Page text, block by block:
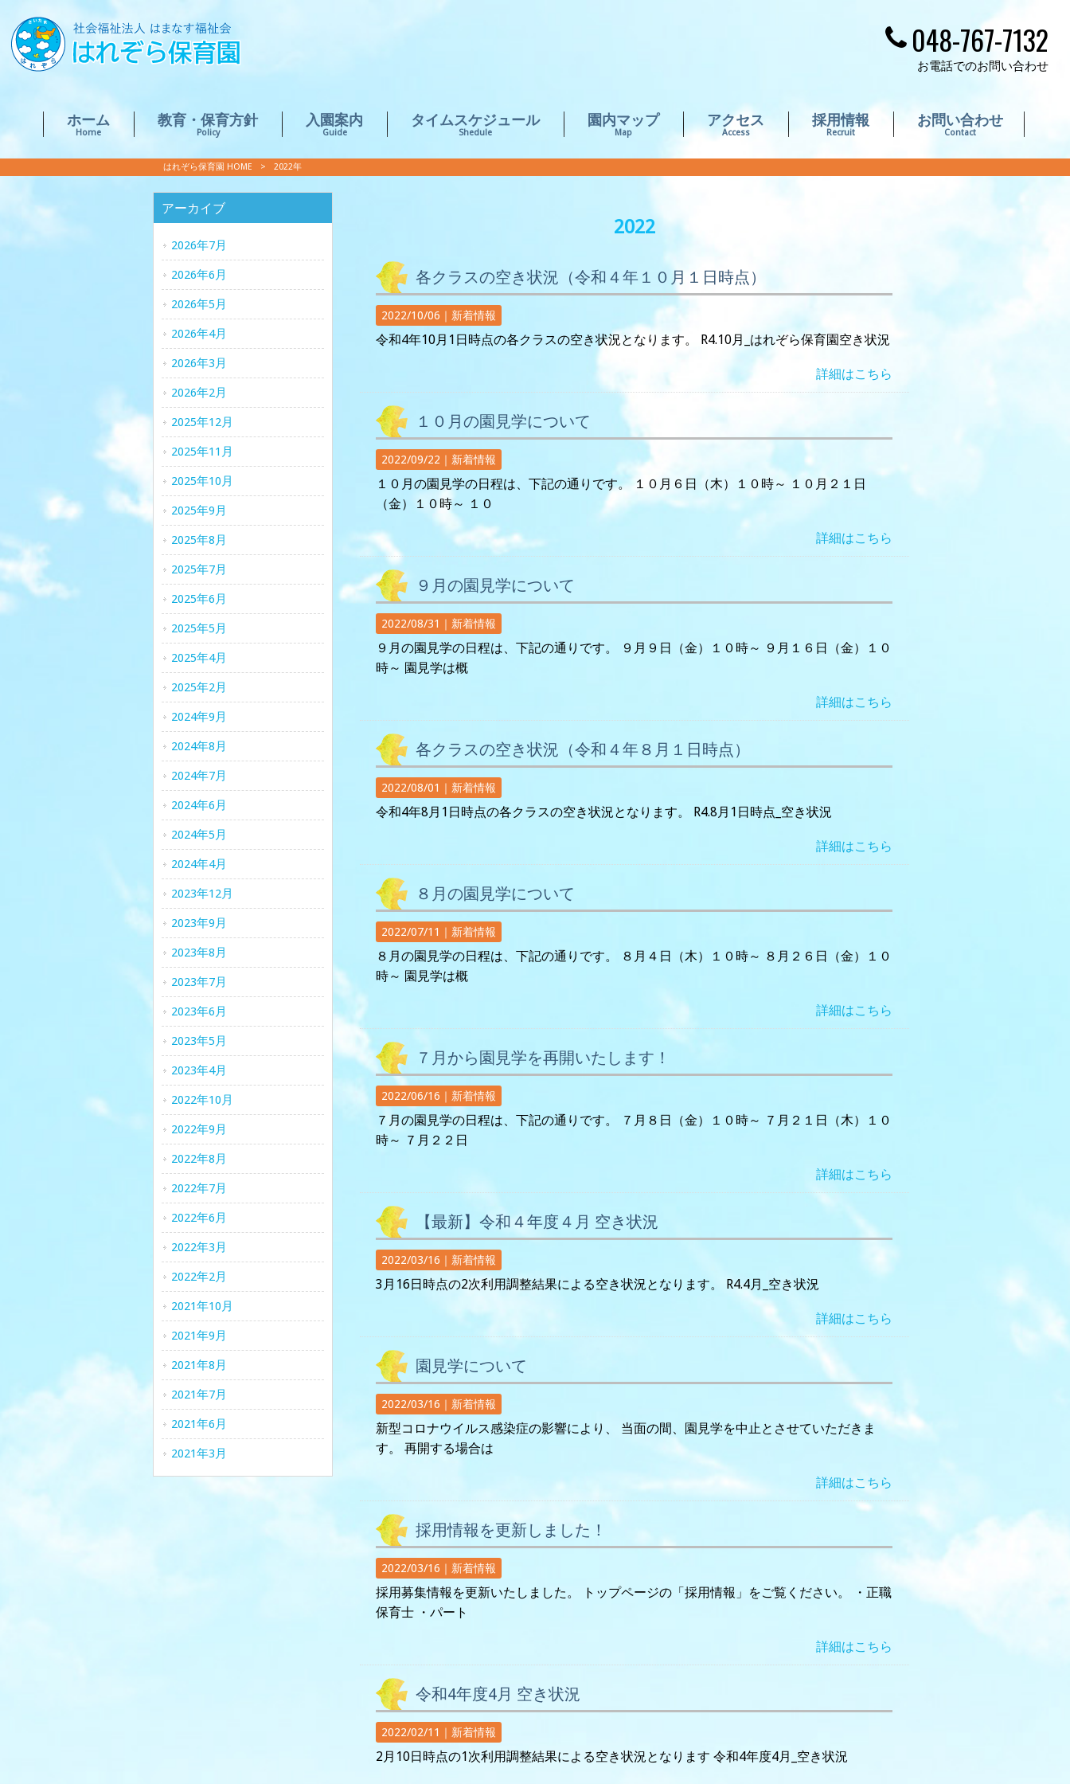
048-767-7132
お電話でのお問い合わせ
ホーム
Home
教育・保育方針
Policy
入園案内
Guide
タイムスケジュール
Shedule
園内マップ
Map
アクセス
Access
採用情報
Recruit
お問い合わせ
Contact
はれぞら保育園 HOME > 2022年
2022
各クラスの空き状況（令和４年１０月１日時点）
2022/10/06｜ 新着情報
令和4年10月1日時点の各クラスの空き状況となります。 R4.10月_はれぞら保育園空き状況
詳細はこちら
１０月の園見学について
2022/09/22｜ 新着情報
１０月の園見学の日程は、下記の通りです。 １０月６日（木）１０時～ １０月２１日
（金）１０時～ １０
詳細はこちら
９月の園見学について
2022/08/31｜ 新着情報
９月の園見学の日程は、下記の通りです。 ９月９日（金）１０時～ ９月１６日（金）１０
時～ 園見学は概
詳細はこちら
各クラスの空き状況（令和４年８月１日時点）
2022/08/01｜ 新着情報
令和4年8月1日時点の各クラスの空き状況となります。 R4.8月1日時点_空き状況
詳細はこちら
８月の園見学について
2022/07/11｜ 新着情報
８月の園見学の日程は、下記の通りです。 ８月４日（木）１０時～ ８月２６日（金）１０
時～ 園見学は概
詳細はこちら
７月から園見学を再開いたします！
2022/06/16｜ 新着情報
７月の園見学の日程は、下記の通りです。 ７月８日（金）１０時～ ７月２１日（木）１０
時～ ７月２２日
詳細はこちら
【最新】令和４年度４月 空き状況
2022/03/16｜ 新着情報
3月16日時点の2次利用調整結果による空き状況となります。 R4.4月_空き状況
詳細はこちら
園見学について
2022/03/16｜ 新着情報
新型コロナウイルス感染症の影響により、 当面の間、園見学を中止とさせていただきま
す。 再開する場合は
詳細はこちら
採用情報を更新しました！
2022/03/16｜ 新着情報
採用募集情報を更新いたしました。 トップページの「採用情報」をご覧ください。 ・正職
保育士 ・パート
詳細はこちら
令和4年度4月 空き状況
2022/02/11｜ 新着情報
2月10日時点の1次利用調整結果による空き状況となります 令和4年度4月_空き状況
アーカイブ
2026年7月
2026年6月
2026年5月
2026年4月
2026年3月
2026年2月
2025年12月
2025年11月
2025年10月
2025年9月
2025年8月
2025年7月
2025年6月
2025年5月
2025年4月
2025年2月
2024年9月
2024年8月
2024年7月
2024年6月
2024年5月
2024年4月
2023年12月
2023年9月
2023年8月
2023年7月
2023年6月
2023年5月
2023年4月
2022年10月
2022年9月
2022年8月
2022年7月
2022年6月
2022年3月
2022年2月
2021年10月
2021年9月
2021年8月
2021年7月
2021年6月
2021年3月